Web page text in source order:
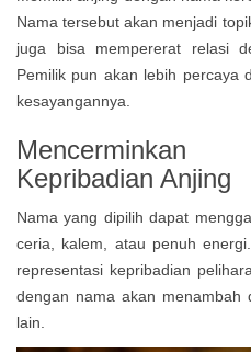
Nama tersebut akan menjadi
juga bisa mempererat relasi
Pemilik pun akan lebih percaya
kesayangannya.
Kepribadian Anjing
Nama yang dipilih dapat
ceria, kalem, atau penuh
representasi kepribadian
dengan nama akan
lain.